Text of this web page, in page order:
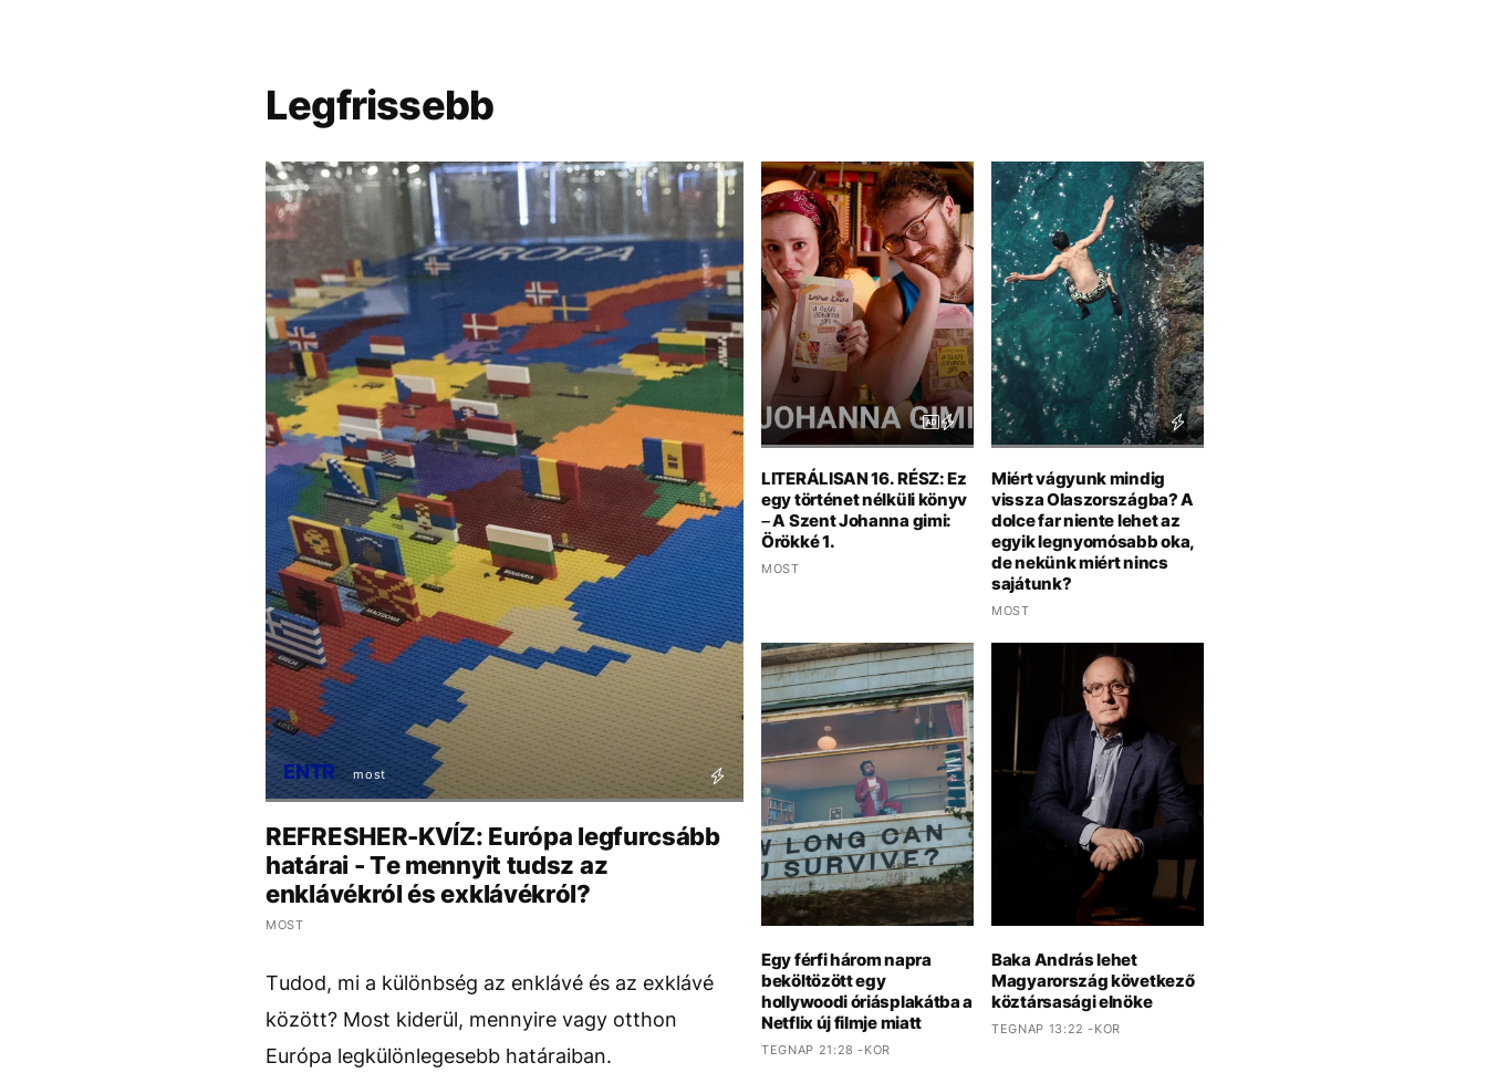
Legfrissebb
ENTR most
REFRESHER-KVÍZ: Európa legfurcsább
határai - Te mennyit tudsz az
enklávékról és exklávékról?
MOST
Tudod, mi a különbség az enklávé és az exklávé
között? Most kiderül, mennyire vagy otthon
Európa legkülönlegesebb határaiban.
LITERÁLISAN 16. RÉSZ: Ez
egy történet nélküli könyv
– A Szent Johanna gimi:
Örökké 1.
MOST
Miért vágyunk mindig
vissza Olaszországba? A
dolce far niente lehet az
egyik legnyomósabb oka,
de nekünk miért nincs
sajátunk?
MOST
Egy férfi három napra
beköltözött egy
hollywoodi óriásplakátba a
Netflix új filmje miatt
TEGNAP 21:28 -KOR
Baka András lehet
Magyarország következő
köztársasági elnöke
TEGNAP 13:22 -KOR